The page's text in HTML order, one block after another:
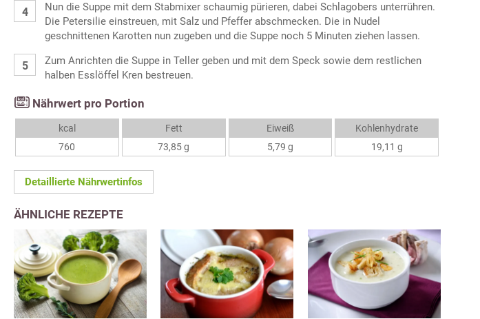
Nun die Suppe mit dem Stabmixer schaumig pürieren, dabei Schlagobers unterrühren.
Die Petersilie einstreuen, mit Salz und Pfeffer abschmecken. Die in Nudel
geschnittenen Karotten nun zugeben und die Suppe noch 5 Minuten ziehen lassen.
Zum Anrichten die Suppe in Teller geben und mit dem Speck sowie dem restlichen
halben Esslöffel Kren bestreuen.
Nährwert pro Portion
kcal
760
Fett
73,85 g
Eiweiß
5,79 g
Kohlenhydrate
19,11 g
Detaillierte Nährwertinfos
ÄHNLICHE REZEPTE